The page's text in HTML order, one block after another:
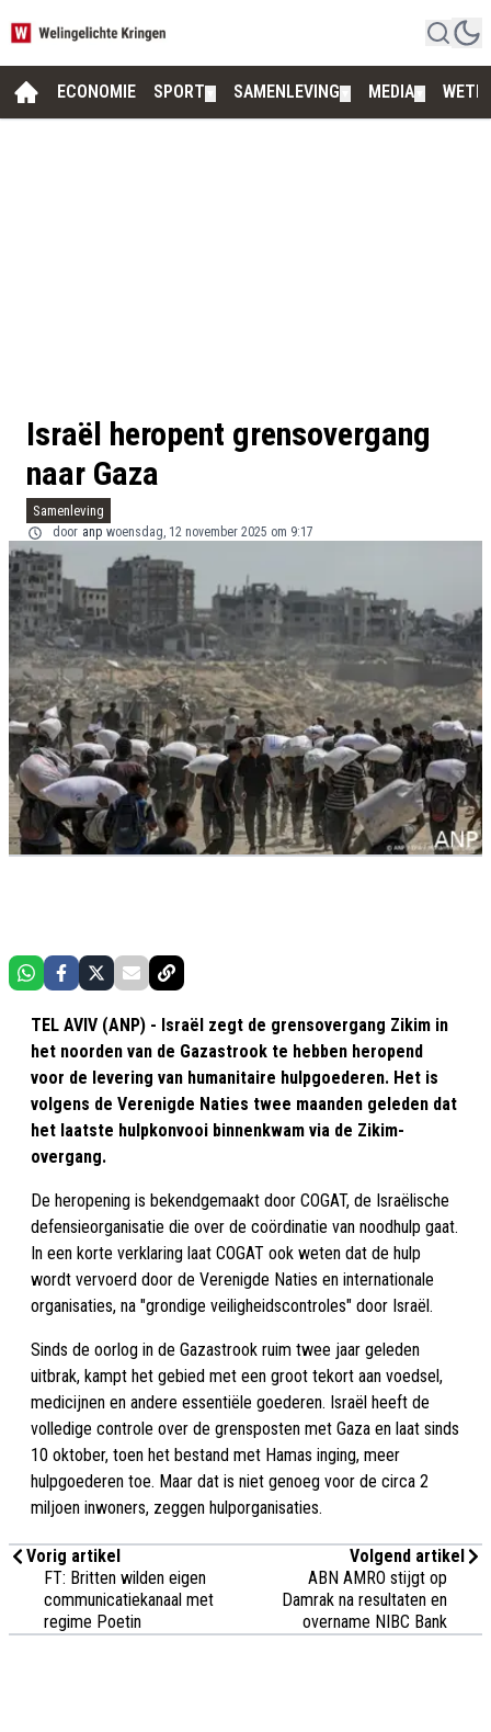
ECONOMIE SPORT SAMENLEVING MEDIA
Israël heropent grensovergang
naar Gaza
Samenleving
door anp woensdag, 12 november 2025 om 9:17
TEL AVIV (ANP) - Israël zegt de grensovergang Zikim in
het noorden van de Gazastrook te hebben heropend
voor de levering van humanitaire hulpgoederen. Het is
volgens de Verenigde Naties twee maanden geleden dat
het laatste hulpkonvooi binnenkwam via de Zikim-
overgang.
De heropening is bekendgemaakt door COGAT, de Israëlische
defensieorganisatie die over de coördinatie van noodhulp gaat.
In een korte verklaring laat COGAT ook weten dat de hulp
wordt vervoerd door de Verenigde Naties en internationale
organisaties, na "grondige veiligheidscontroles" door Israël.
Sinds de oorlog in de Gazastrook ruim twee jaar geleden
uitbrak, kampt het gebied met een groot tekort aan voedsel,
medicijnen en andere essentiële goederen. Israël heeft de
volledige controle over de grensposten met Gaza en laat sinds
10 oktober, toen het bestand met Hamas inging, meer
hulpgoederen toe. Maar dat is niet genoeg voor de circa 2
miljoen inwoners, zeggen hulporganisaties.
Vorig artikel
FT: Britten wilden eigen
communicatiekanaal met
regime Poetin
Volgend artikel
ABN AMRO stijgt op
Damrak na resultaten en
overname NIBC Bank